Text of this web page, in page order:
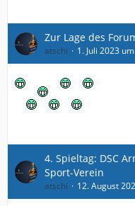
Zur Lage des
atschi 1. Juli 2023
4. Spieltag: DSC
Sport-Verein
atschi 12. August